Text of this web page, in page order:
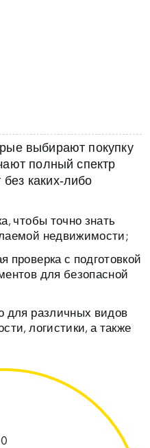
выбирают покупку
полный спектр
каких‑либо
чтобы точно знать
недвижимости;
проверка с подготовкой
для безопасной
для различных видов
логистики, а также